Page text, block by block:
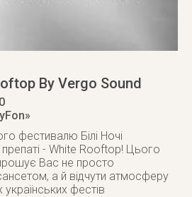
By Vergo Sound
фестивалю Білі Ночі
препаті - White Rooftop! Цього
Вас не просто
а й відчути атмосферу
фестів